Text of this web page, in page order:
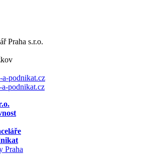
Praha s.r.o.
a-podnikat.cz
podnikat.cz
Praha